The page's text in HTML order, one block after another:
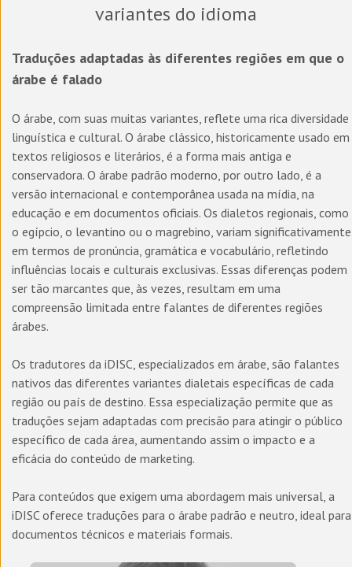
variantes do idioma
Traduções adaptadas às diferentes regiões em que o
árabe é falado
O árabe, com suas muitas variantes, reflete uma rica diversidade
linguística e cultural. O árabe clássico, historicamente usado em
textos religiosos e literários, é a forma mais antiga e
conservadora. O árabe padrão moderno, por outro lado, é a
versão internacional e contemporânea usada na mídia, na
educação e em documentos oficiais. Os dialetos regionais, como
o egípcio, o levantino ou o magrebino, variam significativamente
em termos de pronúncia, gramática e vocabulário, refletindo
influências locais e culturais exclusivas. Essas diferenças podem
ser tão marcantes que, às vezes, resultam em uma
compreensão limitada entre falantes de diferentes regiões
árabes.
Os tradutores da iDISC, especializados em árabe, são falantes
nativos das diferentes variantes dialetais específicas de cada
região ou país de destino. Essa especialização permite que as
traduções sejam adaptadas com precisão para atingir o público
específico de cada área, aumentando assim o impacto e a
eficácia do conteúdo de marketing.
Para conteúdos que exigem uma abordagem mais universal, a
iDISC oferece traduções para o árabe padrão e neutro, ideal para
documentos técnicos e materiais formais.